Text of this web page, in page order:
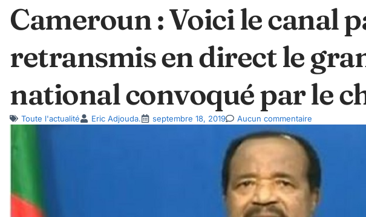
Cameroun : Voici le canal
retransmis en direct le
national convoqué par le
Toute l'actualité Eric Adjouda. septembre 18, 2019 Aucun commentaire